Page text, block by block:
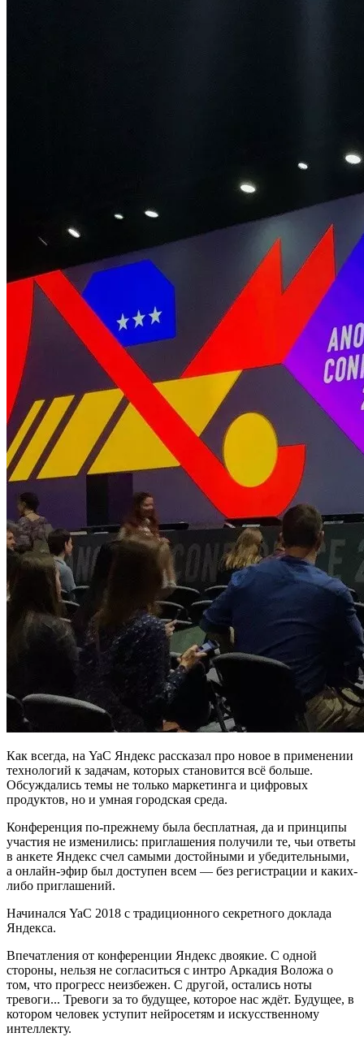
Как всегда, на YaC Яндекс рассказал про новое в применении
технологий к задачам, которых становится всё больше.
Обсуждались темы не только маркетинга и цифровых
продуктов, но и умная городская среда.
Конференция по-прежнему была бесплатная, да и принципы
участия не изменились: приглашения получили те, чьи ответы
в анкете Яндекс счел самыми достойными и убедительными,
а онлайн-эфир был доступен всем — без регистрации и каких-
либо приглашений.
Начинался YaC 2018 с традиционного секретного доклада
Яндекса.
Впечатления от конференции Яндекс двоякие. С одной
стороны, нельзя не согласиться с интро Аркадия Воложа о
том, что прогресс неизбежен. С другой, остались ноты
тревоги... Тревоги за то будущее, которое нас ждёт. Будущее, в
котором человек уступит нейросетям и искусственному
интеллекту.